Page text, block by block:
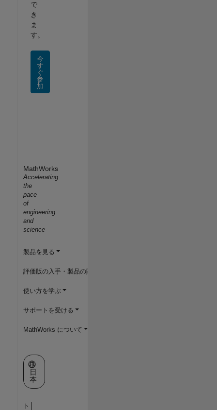
で
き
ま
す。
今
す
ぐ
参
加
MathWorks
Accelerating
the
pace
of
engineering
and
science
製品を見る
評価版の入手・製品の購入
使い方を学ぶ
サポートを受ける
MathWorks について
Web サイトの選択
日
本
ト